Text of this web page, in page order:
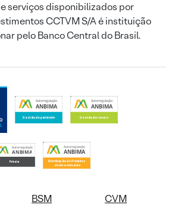
serviços disponibilizados por
CCTVM S/A é instituição
pelo Banco Central do Brasil.
BSM
CVM